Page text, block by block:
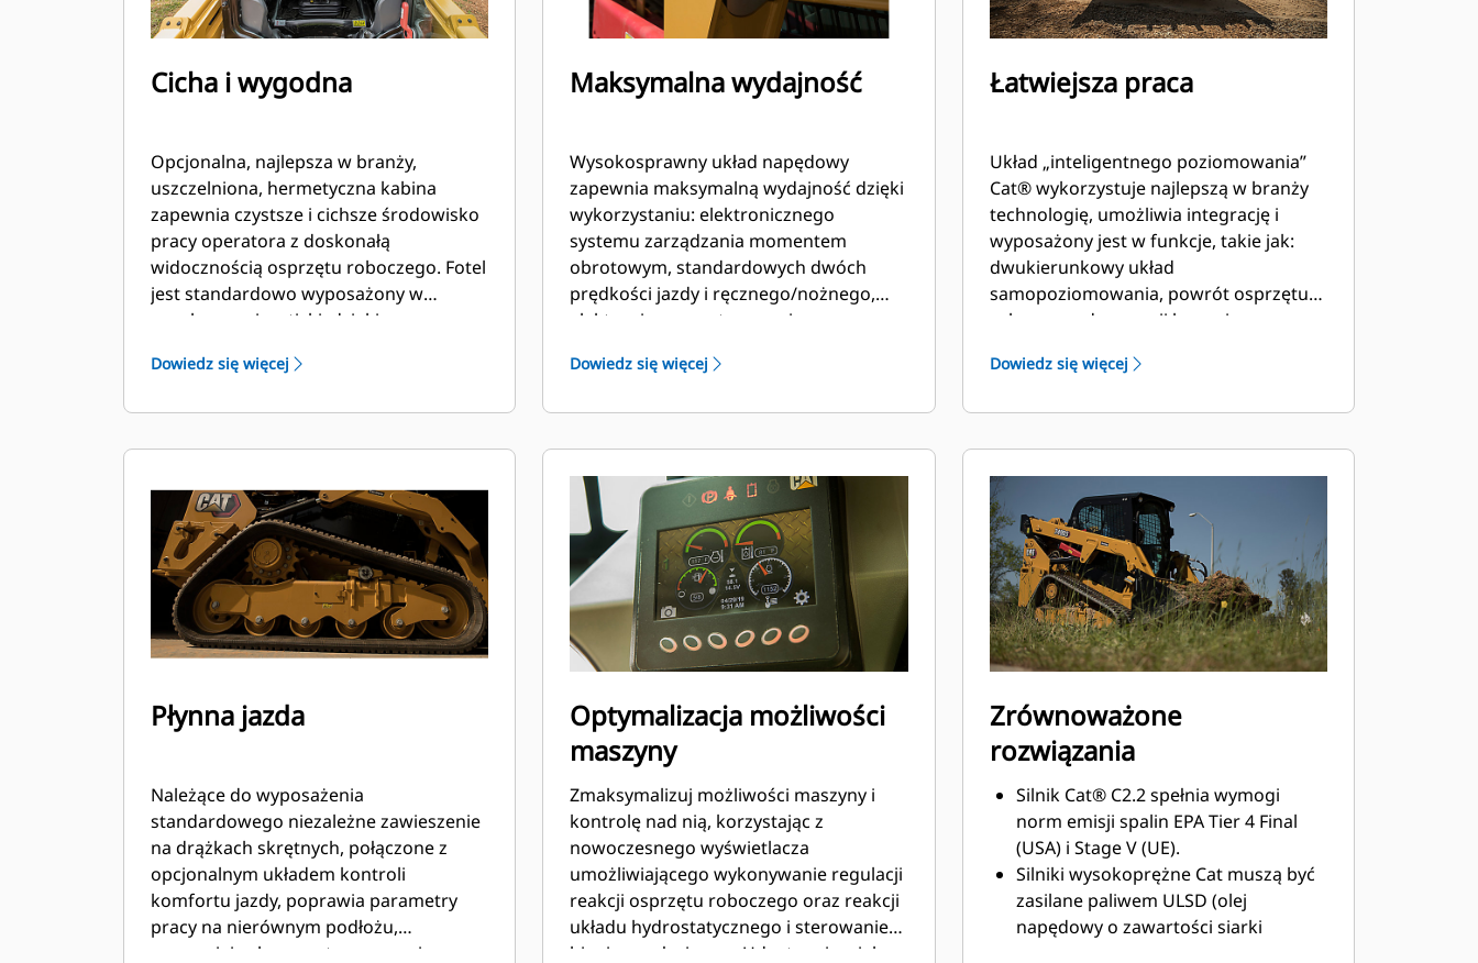
Cicha i wygodna
Opcjonalna, najlepsza w branży,
uszczelniona, hermetyczna kabina
zapewnia czystsze i cichsze środowisko
pracy operatora z doskonałą
widocznością osprzętu roboczego. Fotel
jest standardowo wyposażony w
regulowane joysticki, dzięki czemu
branżowego lidera w dziedzinie
Dowiedz się więcej
Maksymalna wydajność
Wysokosprawny układ napędowy
zapewnia maksymalną wydajność dzięki
wykorzystaniu: elektronicznego
systemu zarządzania momentem
obrotowym, standardowych dwóch
prędkości jazdy i ręcznego/nożnego,
elektronicznego sterowania
przyspieszenia może pełnić również
Dowiedz się więcej
Łatwiejsza praca
Układ „inteligentnego poziomowania”
Cat® wykorzystuje najlepszą w branży
technologię, umożliwia integrację i
wyposażony jest w funkcje, takie jak:
dwukierunkowy układ
samopoziomowania, powrót osprzętu
roboczego do pozycji kopania oraz
Dowiedz się więcej
Płynna jazda
Należące do wyposażenia
standardowego niezależne zawieszenie
na drążkach skrętnych, połączone z
opcjonalnym układem kontroli
komfortu jazdy, poprawia parametry
pracy na nierównym podłożu,
zapewniając lepsze utrzymywanie
Optymalizacja możliwości
maszyny
Zmaksymalizuj możliwości maszyny i
kontrolę nad nią, korzystając z
nowoczesnego wyświetlacza
umożliwiającego wykonywanie regulacji
reakcji osprzętu roboczego oraz reakcji
układu hydrostatycznego i sterowanie
biegiem pełzającym. Udostępnia wiele
Zrównoważone
rozwiązania
Silnik Cat® C2.2 spełnia wymogi
norm emisji spalin EPA Tier 4 Final
(USA) i Stage V (UE).
Silniki wysokoprężne Cat muszą być
zasilane paliwem ULSD (olej
napędowy o zawartości siarki